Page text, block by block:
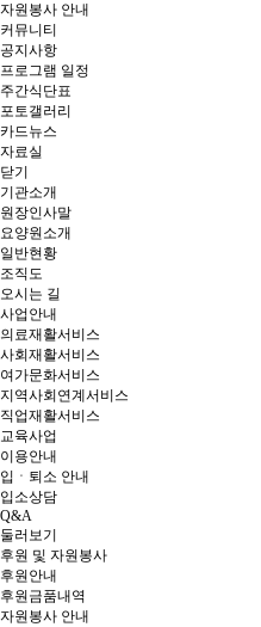
자원봉사 안내
커뮤니티
공지사항
프로그램 일정
주간식단표
포토갤러리
카드뉴스
자료실
닫기
기관소개
원장인사말
요양원소개
일반현황
조직도
오시는 길
사업안내
의료재활서비스
사회재활서비스
여가문화서비스
지역사회연계서비스
직업재활서비스
교육사업
이용안내
입ㆍ퇴소 안내
입소상담
Q&A
둘러보기
후원 및 자원봉사
후원안내
후원금품내역
자원봉사 안내